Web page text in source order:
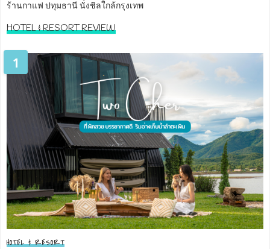
ร้านกาแฟ ปทุมธานี นั่งชิลใกล้กรุงเทพ
HOTEL & RESORT REVIEW
1
HOTEL & RESORT